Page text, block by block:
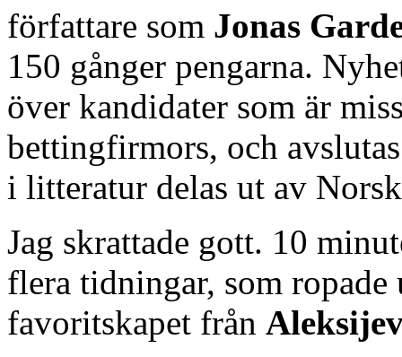
författare som Jonas
150 gånger pengarna.
över kandidater som är
bettingfirmors, och
i litteratur delas ut av
Jag skrattade gott. 10
flera tidningar, som
favoritskapet från